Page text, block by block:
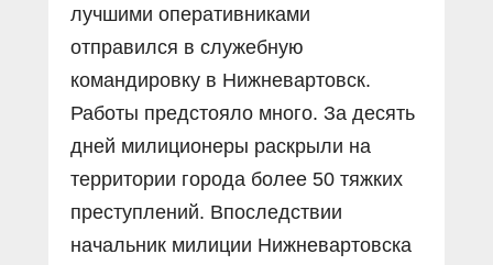
лучшими оперативниками
отправился в служебную
командировку в Нижневартовск.
Работы предстояло много. За десять
дней милиционеры раскрыли на
территории города более 50 тяжких
преступлений. Впоследствии
начальник милиции Нижневартовска